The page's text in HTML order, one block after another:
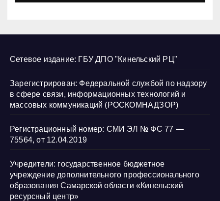
Сетевое издание: ГБУ ДПО "Кинельский РЦ"
Зарегистрирован: Федеральной службой по надзору
в сфере связи, информационных технологий и
массовых коммуникаций (РОСКОМНАДЗОР)
Регистрационный номер: СМИ ЭЛ № ФС 77 —
75564, от 12.04.2019
Учредители: государственное бюджетное
учреждение дополнительного профессионального
образования Самарской области «Кинельский
ресурсный центр»